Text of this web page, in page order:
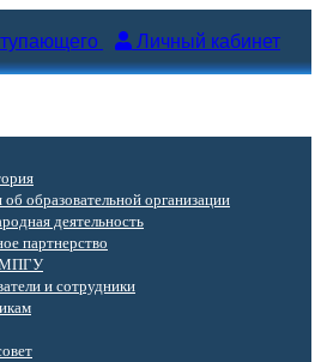
Личный кабинет
образовательной организации
деятельность
партнерство
МПГУ
и сотрудники